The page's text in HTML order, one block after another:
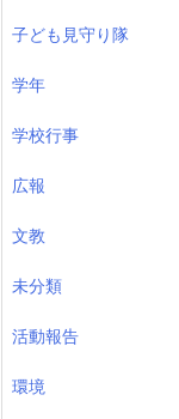
子ども見守り隊
学年
学校行事
広報
文教
未分類
活動報告
環境